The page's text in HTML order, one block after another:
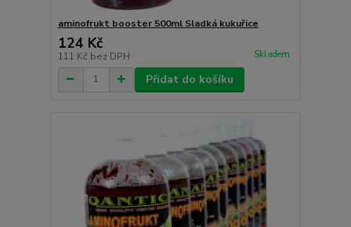
aminofrukt booster 500ml Sladká kukuřice
124 Kč
111 Kč bez DPH Skladem
Přidat do košíku